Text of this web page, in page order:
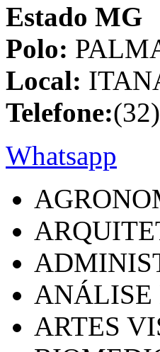
Estado MG
Polo:
Local:
Telefone:
Whatsapp
ANÁLISE
ARTES